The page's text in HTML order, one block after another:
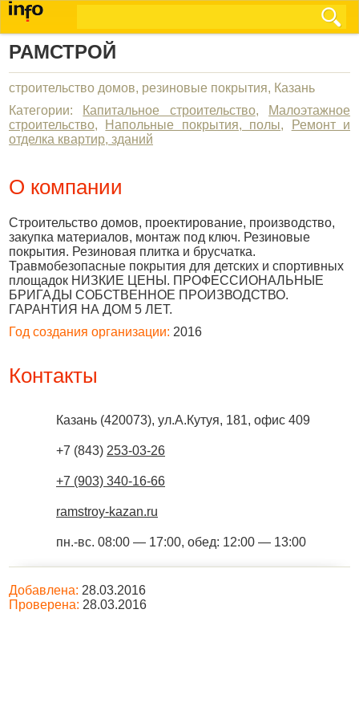
РАМСТРОЙ
строительство домов, резиновые покрытия, Казань
Категории: Капитальное строительство,
Малоэтажное
строительство, Напольные покрытия, полы,
Ремонт и
отделка квартир, зданий
О компании
Строительство домов, проектирование, производство,
закупка материалов, монтаж под ключ. Резиновые
покрытия. Резиновая плитка и брусчатка.
Травмобезопасные покрытия для детских и спортивных
площадок НИЗКИЕ ЦЕНЫ. ПРОФЕССИОНАЛЬНЫЕ
БРИГАДЫ СОБСТВЕННОЕ ПРОИЗВОДСТВО.
ГАРАНТИЯ НА ДОМ 5 ЛЕТ.
Год создания организации: 2016
Контакты
Казань (420073), ул.А.Кутуя, 181, офис 409
+7 (843) 253-03-26
+7 (903) 340-16-66
ramstroy-kazan.ru
пн.-вс. 08:00 — 17:00, обед: 12:00 — 13:00
Добавлена: 28.03.2016
Проверена: 28.03.2016